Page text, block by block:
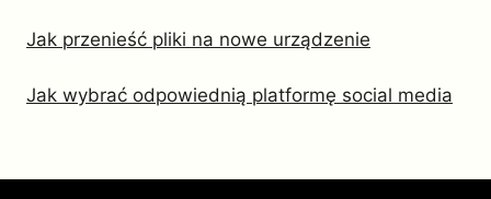
Jak przenieść pliki na nowe urządzenie
Jak wybrać odpowiednią platformę social media